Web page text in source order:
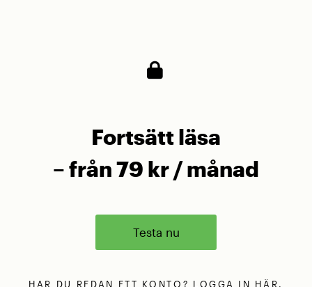
Fortsätt läsa
– från 79 kr / månad
Testa nu
HAR DU REDAN ETT KONTO? LOGGA IN HÄR.